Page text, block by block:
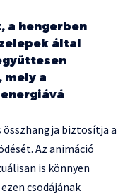
a hengerben
által
mely a
biztosítja a
Az animáció
is könnyen
csodájának